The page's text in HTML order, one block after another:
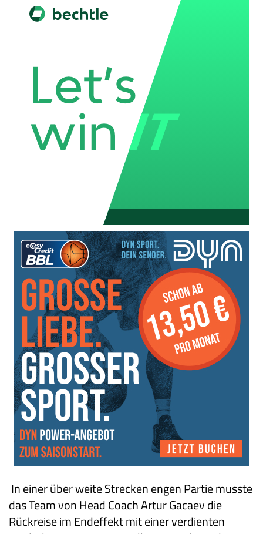
In einer über weite Strecken engen Partie musste
das Team von Head Coach Artur Gacaev die
Rückreise im Endeffekt mit einer verdienten